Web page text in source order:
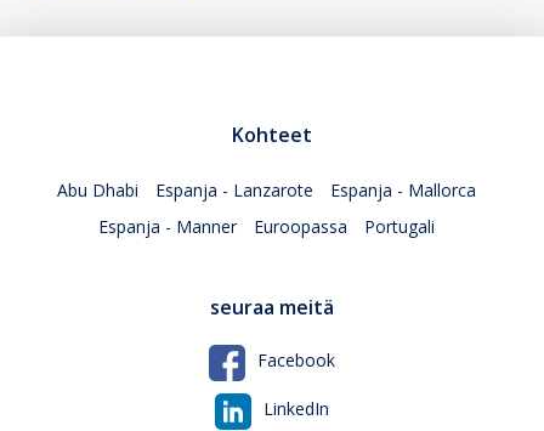
Kohteet
Abu Dhabi Espanja - Lanzarote
Espanja - Mallorca
Espanja - Manner
Euroopassa Portugali
seuraa meitä
Facebook
LinkedIn